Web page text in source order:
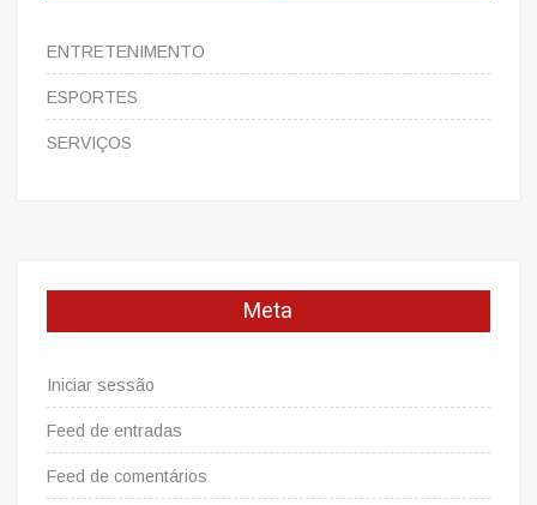
ENTRETENIMENTO
ESPORTES
SERVIÇOS
Meta
Iniciar sessão
Feed de entradas
Feed de comentários